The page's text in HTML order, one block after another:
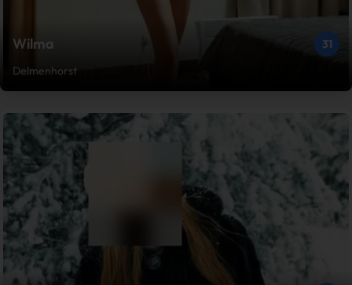
Wilma
31
Delmenhorst